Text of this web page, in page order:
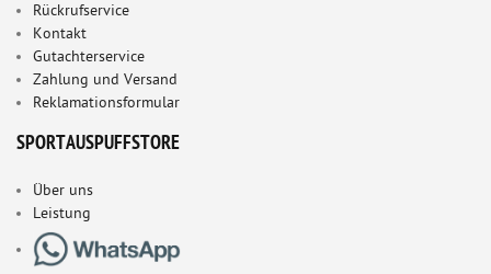
Rückrufservice
Kontakt
Gutachterservice
Zahlung und Versand
Reklamationsformular
SPORTAUSPUFFSTORE
Über uns
Leistung